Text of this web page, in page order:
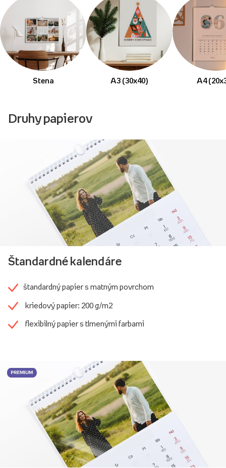
Stena A3 (30x40) A4
Druhy papierov
Štandardné kalendáre
štandardný papier s matným povrchom
kriedový papier: 200 g/m2
flexibilný papier s tlmenými farbami